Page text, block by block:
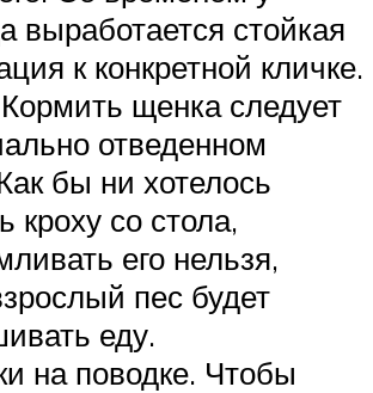
выработается стойкая
к конкретной кличке.
щенка следует
отведенном
бы ни хотелось
кроху со стола,
его нельзя,
пес будет
еду.
на поводке. Чтобы